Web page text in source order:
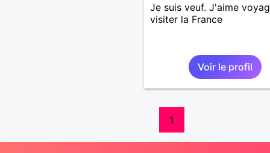
Je suis veuf. J'aime
visiter la France
Voir le profil
1